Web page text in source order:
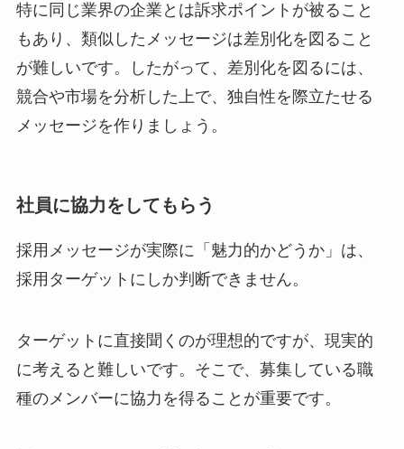
特に同じ業界の企業とは訴求ポイントが被ること
もあり、類似したメッセージは差別化を図ること
が難しいです。したがって、差別化を図るには、
競合や市場を分析した上で、独自性を際立たせる
メッセージを作りましょう。
社員に協力をしてもらう
採用メッセージが実際に「魅力的かどうか」は、
採用ターゲットにしか判断できません。
ターゲットに直接聞くのが理想的ですが、現実的
に考えると難しいです。そこで、募集している職
種のメンバーに協力を得ることが重要です。